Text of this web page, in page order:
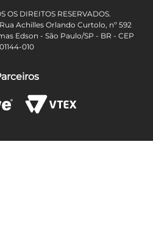
OS DIREITOS RESERVADOS.
Achilles Orlando Curtolo, nº 592
Edson - São Paulo/SP - BR - CEP
01144-010